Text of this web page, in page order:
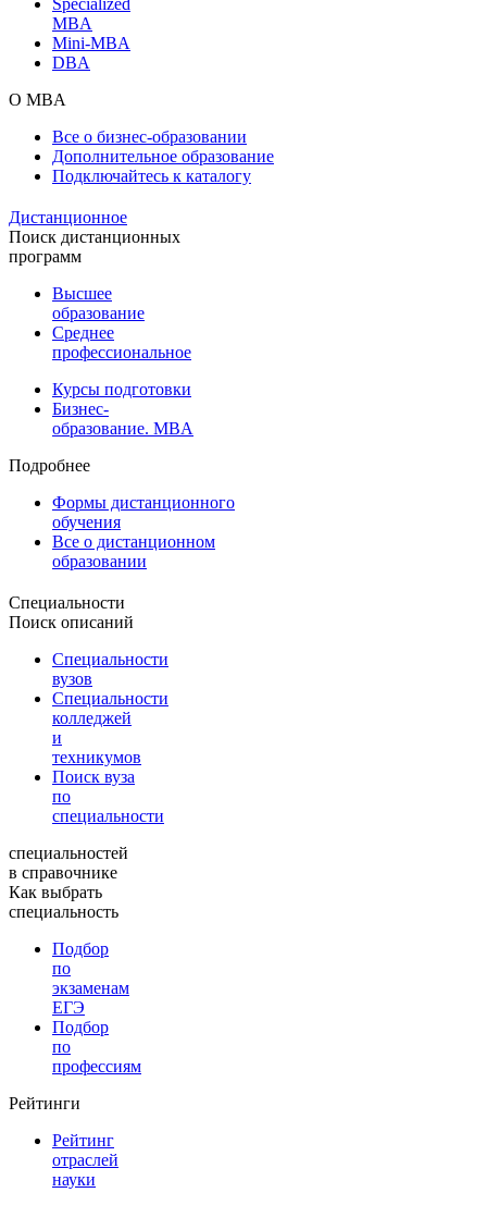
MBA
Mini-MBA
DBA
О MBA
Все о бизнес-образовании
Дополнительное образование
Подключайтесь к каталогу
Дистанционное
Поиск дистанционных
программ
Высшее
образование
Среднее
профессиональное
Курсы подготовки
Бизнес-
образование. MBA
Подробнее
Формы дистанционного
обучения
Все о дистанционном
образовании
Специальности
Поиск описаний
Специальности
вузов
Специальности
колледжей
и
техникумов
Поиск вуза
по
специальности
специальностей
в справочнике
Как выбрать
специальность
Подбор
по
экзаменам
ЕГЭ
Подбор
по
профессиям
Рейтинги
Рейтинг
отраслей
науки